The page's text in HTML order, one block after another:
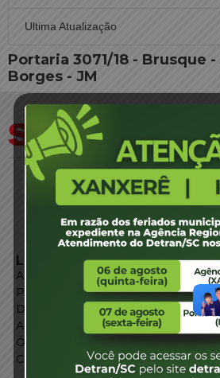
Ultima Atualização
Portaria 3071/18 - Brusque
Borges - JM
LINKS EXTERNOS
Agência de Notícias
Portal de Serviços
Diário Oficial
Acesso à Informação
Órgãos do Governo
Conheça SC